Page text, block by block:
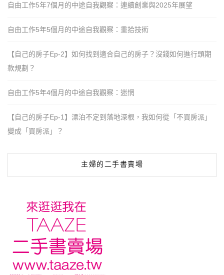
自由工作5年7個月的中途自我觀察：連續創業與2025年展望
自由工作5年5個月的中途自我觀察：重拾技術
【自己的房子Ep-2】如何找到適合自己的房子？沒錢如何進行頭期
款規劃？
自由工作5年4個月的中途自我觀察：迷惘
【自己的房子Ep-1】漂泊不定到落地深根，我如何從「不買房派」
變成「買房派」？
主婦的二手書賣場